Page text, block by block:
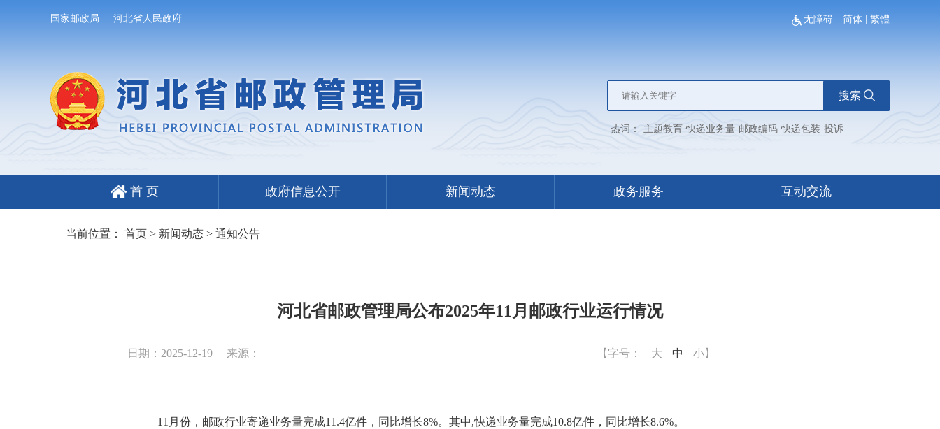
国家邮政局 河北省人民政府 无障碍 简体 繁體
搜索
热词： 主题教育 快递业务量 邮政编码 快递包装 投诉
首 页 政府信息公开 新闻动态 政务服务 互动交流
当前位置： 首页> 新闻动态> 通知公告
河北省邮政管理局公布2025年11月邮政行业运行情况
日期：2025-12-19 来源： 【字号： 大 中 小】
11月份，邮政行业寄递业务量完成11.4亿件，同比增长8%。其中,快递业务量完成10.8亿件，同比增长8.6%。